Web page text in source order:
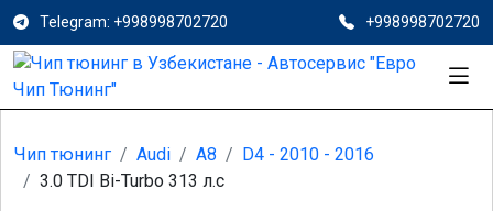
Telegram: +998998702720 +998998702720
Чип тюнинг Audi A8
D4 - 2010 - 2016
3.0 TDI Bi-Turbo 313 л.с